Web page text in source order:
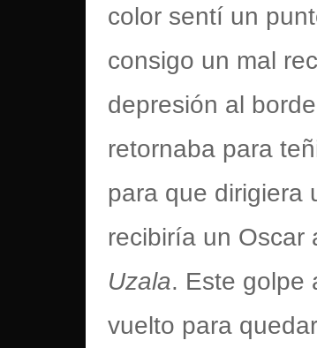
color sentí un
consigo un mal
depresión al
retornaba para
para que dirigiera
recibiría un Oscar
Uzala. Este golpe
vuelto para